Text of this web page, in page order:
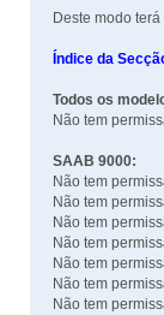
Deste modo
Índice da
Todos os
Não tem
SAAB 9000:
Não tem
Não tem
Não tem
Não tem
Não tem
Não tem
Não tem